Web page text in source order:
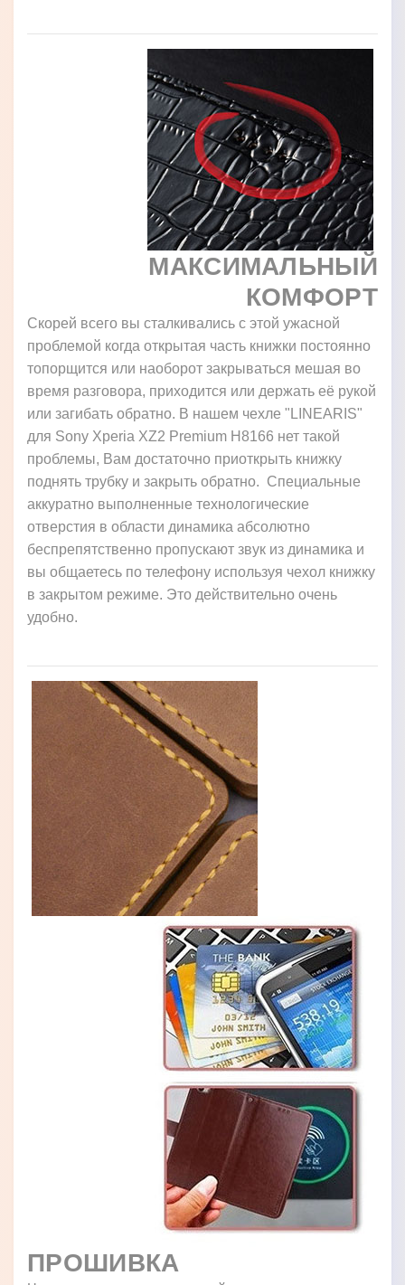
МАКСИМАЛЬНЫЙ
КОМФОРТ
Скорей всего вы сталкивались с этой ужасной
проблемой когда открытая часть книжки постоянно
топорщится или наоборот закрываться мешая во
время разговора, приходится или держать её рукой
или загибать обратно. В нашем чехле "LINEARIS"
для Sony Xperia XZ2 Premium H8166 нет такой
проблемы, Вам достаточно приоткрыть книжку
поднять трубку и закрыть обратно. Специальные
аккуратно выполненные технологические
отверстия в области динамика абсолютно
беспрепятственно пропускают звук из динамика и
вы общаетесь по телефону используя чехол книжку
в закрытом режиме. Это действительно очень
удобно.
ПРОШИВКА